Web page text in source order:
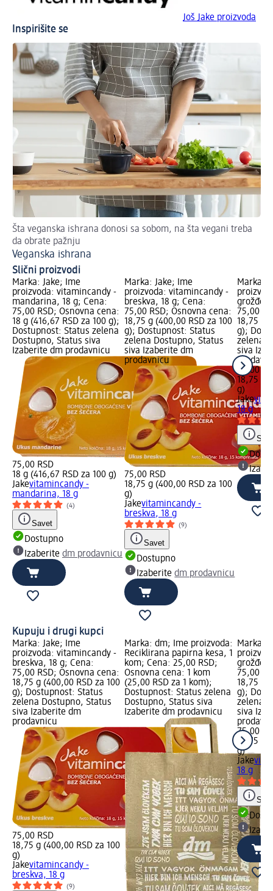
Još Jake proizvoda
Inspirišite se
Šta veganska ishrana donosi sa sobom, na šta vegani treba
da obrate pažnju
Veganska ishrana
Slični proizvodi
Marka: Jake; Ime
proizvoda: vitamincandy -
mandarina, 18 g; Cena:
75,00 RSD; Osnovna cena:
18 g (416,67 RSD za 100 g);
Dostupnost: Status zelena
Dostupno, Status siva
Izaberite dm prodavnicu
75,00 RSD
18 g (416,67 RSD za 100 g)
Jakevitamincandy -
mandarina, 18 g
(4)
Savet
Dostupno
Izaberite dm prodavnicu
Marka: Jake; Ime
proizvoda: vitamincandy -
breskva, 18 g; Cena:
75,00 RSD; Osnovna cena:
18,75 g (400,00 RSD za 100
g); Dostupnost: Status
zelena Dostupno, Status
siva Izaberite dm
prodavnicu
75,00 RSD
18,75 g (400,00 RSD za 100
g)
Jakevitamincandy -
breskva, 18 g
(9)
Savet
Dostupno
Izaberitedm prodavnicu
Marka:
grožđe,
75,00
18,75 g
g);
zelena
siva
75,00
18,75 g
g)
Jake
18 g
Kupuju i drugi kupci
Marka: Jake; Ime
proizvoda: vitamincandy -
breskva, 18 g; Cena:
75,00 RSD; Osnovna cena:
18,75 g (400,00 RSD za 100
g); Dostupnost: Status
zelena Dostupno, Status
siva Izaberite dm
prodavnicu
75,00 RSD
18,75 g (400,00 RSD za 100
g)
Jakevitamincandy -
breskva, 18 g
(9)
Marka: dm; Ime proizvoda:
Reciklirana papirna kesa, 1
kom; Cena: 25,00 RSD;
Osnovna cena: 1 kom
(25,00 RSD za 1 kom);
Dostupnost: Status zelena
Dostupno, Status siva
Izaberite dm prodavnicu
Marka:
grožđe,
75,00
18,75 g
g);
zelena
siva
75,00
18,75 g
g)
Jake
18 g